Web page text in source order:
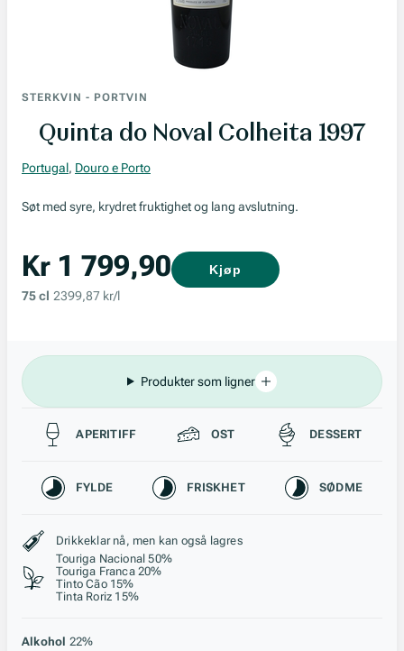
STERKVIN - PORTVIN
Quinta do Noval Colheita 1997
Portugal, Douro e Porto
Søt med syre, krydret fruktighet og lang avslutning.
Kr 1 799,90
75 cl 2399,87 kr/l
Kjøp
Produkter som ligner
Passer til
APERITIFF OST DESSERT
Karakteristikk
FYLDE FRISKHET SØDME
Stil, lagring og råstoff
Drikkeklar nå, men kan også lagres
Touriga Nacional 50%
Touriga Franca 20%
Tinto Cão 15%
Tinta Roriz 15%
Alkohol 22%